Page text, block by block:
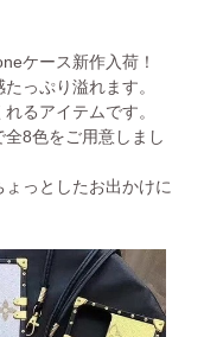
ケース新作入荷！
っぷり溢れます。
るアイテムです。
8色をご用意しまし
っとしたお出かけに